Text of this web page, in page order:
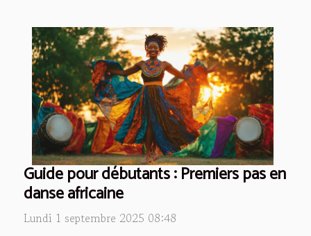
Guide pour débutants : Premiers pas en
danse africaine
Lundi 1 septembre 2025 08:48